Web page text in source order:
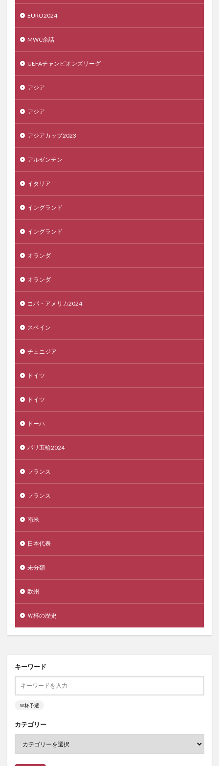
EURO2024
MWC余話
UEFAチャンピオンズリーグ
アジア
アジア
アジアカップ2023
アルゼンチン
イタリア
イングランド
イングランド
オランダ
オランダ
コパ・アメリカ2024
スペイン
チュニジア
ドイツ
ドイツ
ドーハ
パリ五輪2024
フランス
フランス
南米
日本代表
未分類
欧州
Ｗ杯の歴史
キーワード
Ｗ杯予選
カテゴリー